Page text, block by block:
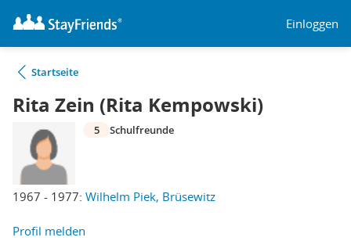
Einloggen
Startseite
Rita Zein (Rita Kempowski)
1967 - 1977: Wilhelm Piek, Brüsewitz
5 Schulfreunde
Profil melden